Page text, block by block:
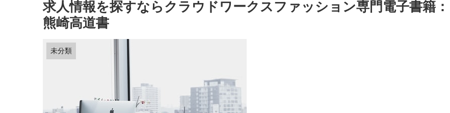
求人情報を探すならクラウドワークスファッション専門電子書籍：
熊崎高道書
未分類